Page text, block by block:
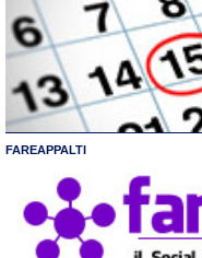
FAREAPPALTI